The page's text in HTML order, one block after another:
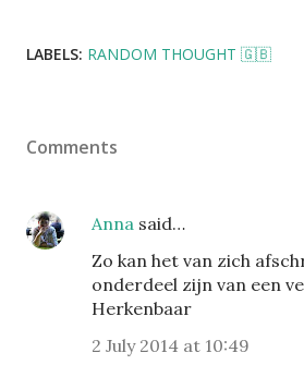
LABELS: RANDOM THOUGHT 🇬🇧
Comments
Anna said…
Zo kan het van zich
onderdeel zijn van een
Herkenbaar
2 July 2014 at 10:49